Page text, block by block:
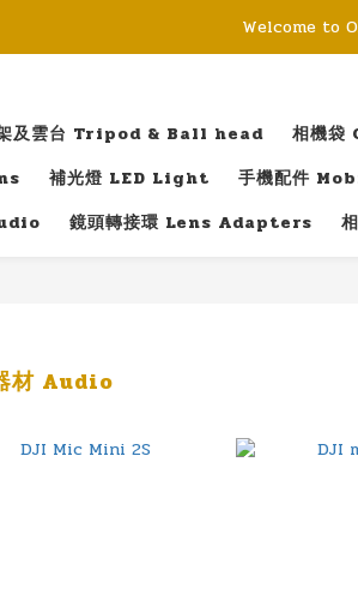
Welcome to
及雲台 Tripod & Ball head 相機袋
補光燈 LED Light 手機配件
鏡頭轉接環 Lens Adapters
材 Audio